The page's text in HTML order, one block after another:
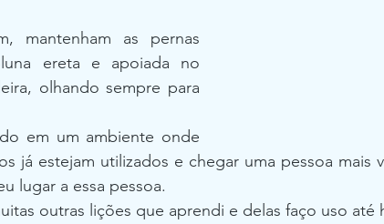
mantenham as pernas
ereta e apoiada no
olhando sempre para
em um ambiente onde
já estejam utilizados e chegar uma pessoa mais
lugar a essa pessoa.
outras lições que aprendi e delas faço uso até